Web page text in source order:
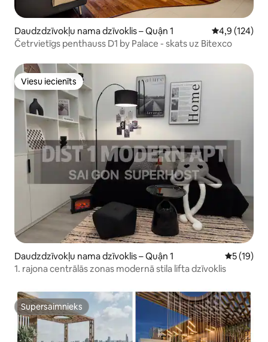
Daudzdzīvokļu nama dzīvoklis – Quận 1 Vidējais
4,9 (124)
Četrvietīgs penthauss D1 by Palace - skats uz Bitexco
Viesu iecienīts
Viesu iecienīts
Daudzdzīvokļu nama dzīvoklis – Quận 1 Vidējais
5 (19)
1. rajona centrālās zonas modernā stila lifta dzīvoklis
Supersaimnieks
Supersaimnieks